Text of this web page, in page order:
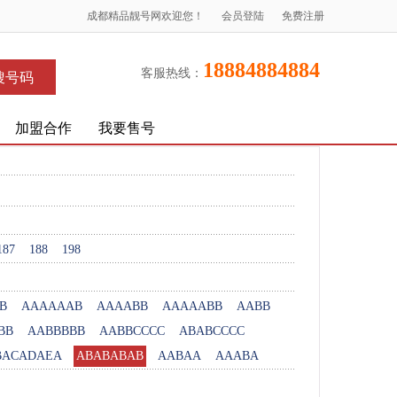
成都精品靓号网欢迎您！ 会员登陆 免费注册
号码 客服热线： 18884884884
加盟合作 我要售号
188 198
AAAAAAB AAAABB AAAAABB
AABB
AABBBBB AABBCCCC
ABABCCCC
ABABABAB AABAA AAABA